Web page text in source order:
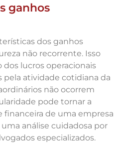
ganhos
dos ganhos
não recorrente. Isso
lucros operacionais
pela atividade cotidiana da
não ocorrem
pode tornar a
financeira de uma empresa
análise cuidadosa por
especializados.